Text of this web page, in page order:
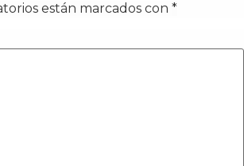
están marcados con *